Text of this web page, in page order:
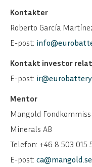
Kontakter
Roberto García
E-post:
Kontakt investor
E-post:
Mentor
Mangold
Minerals AB
Telefon: +46 8 503 015
E-post: ca@mangold.se